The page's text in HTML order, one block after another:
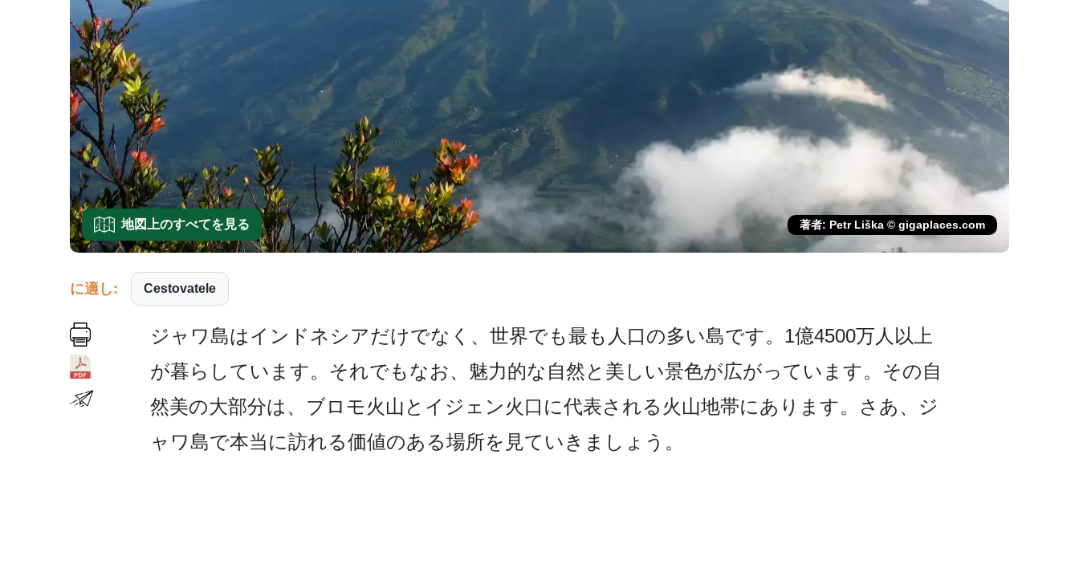
地図上のすべてを見る 著者: Petr Liška © gigaplaces.com
に適し: Cestovatele
ジャワ島はインドネシアだけ­でなく、世界でも最も人口の多い島です。1億450­0万人以上
が暮らしています。それでもなお、魅力的­な自然と美しい景色が広がっています。その自
然美の­大部分は、ブロモ火山とイジェン火口に代表される火­山地帯にあります。さあ、ジ
ャワ島で本当に訪れる価­値のある場所を見ていきましょう。